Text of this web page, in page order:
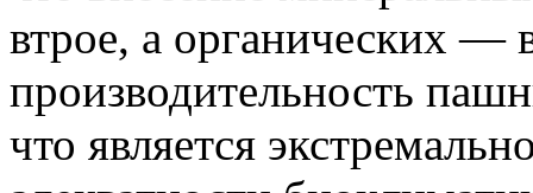
втрое, а органических —
производительность
что является